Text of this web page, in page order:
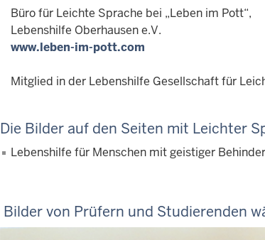
Büro für Leichte Sprache bei „Leben im Pott“,
Lebenshilfe Oberhausen e.V.
www.leben-im-pott.com
Mitglied in der Lebenshilfe Gesellschaft für
Die Bilder auf den Seiten mit Leichter
Lebenshilfe für Menschen mit geistiger
Bilder von Prüfern und Studierenden